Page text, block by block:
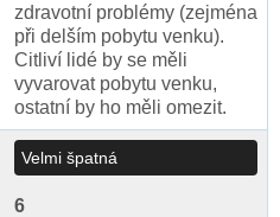
zdravotní problémy (zejména
při delším pobytu venku).
Citliví lidé by se měli
vyvarovat pobytu venku,
ostatní by ho měli omezit.
Velmi špatná
6